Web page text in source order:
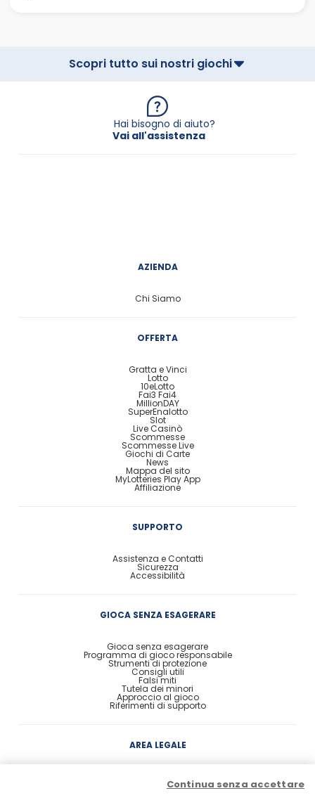
Scopri tutto sui nostri giochi
Hai bisogno di aiuto?
Vai all'assistenza
AZIENDA
Chi Siamo
OFFERTA
Gratta e Vinci
Lotto
10eLotto
Fai3 Fai4
MillionDAY
SuperEnalotto
Slot
Live Casinò
Scommesse
Scommesse Live
Giochi di Carte
News
Mappa del sito
MyLotteries Play App
Affiliazione
SUPPORTO
Assistenza e Contatti
Sicurezza
Accessibilità
GIOCA SENZA ESAGERARE
Gioca senza esagerare
Programma di gioco responsabile
Strumenti di protezione
Consigli utili
Falsi miti
Tutela dei minori
Approccio al gioco
Riferimenti di supporto
AREA LEGALE
Contratto di Conto GiocoContinua senza accettare